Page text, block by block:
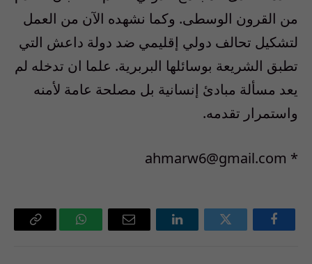
من القرون الوسطى. وكما نشهده الآن من العمل
لتشكيل تحالف دولي إقليمي ضد دولة داعش التي
تطبق الشريعة بوسائلها البربرية. علما ان تدخله لم
يعد مسألة مبادئ إنسانية بل مصلحة عامة لأمنه
واستمرار تقدمه.
‏* ahmarw6@gmail.com
فيسبوك تويتر لينكدإن
البريد
واتساب Copy